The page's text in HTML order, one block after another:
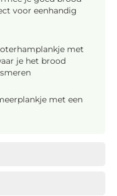
voor eenhandig
met
je het brood
met een